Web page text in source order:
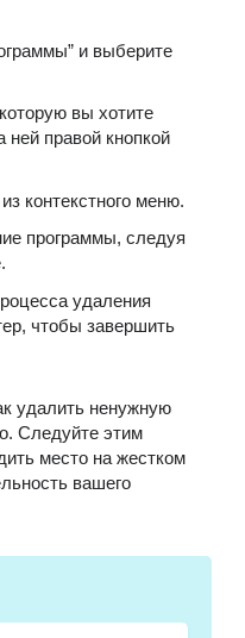
и выберите
вы хотите
ней правой кнопкой
контекстного меню.
программы, следуя
удаления
чтобы завершить
удалить ненужную
Следуйте этим
место на жестком
вашего